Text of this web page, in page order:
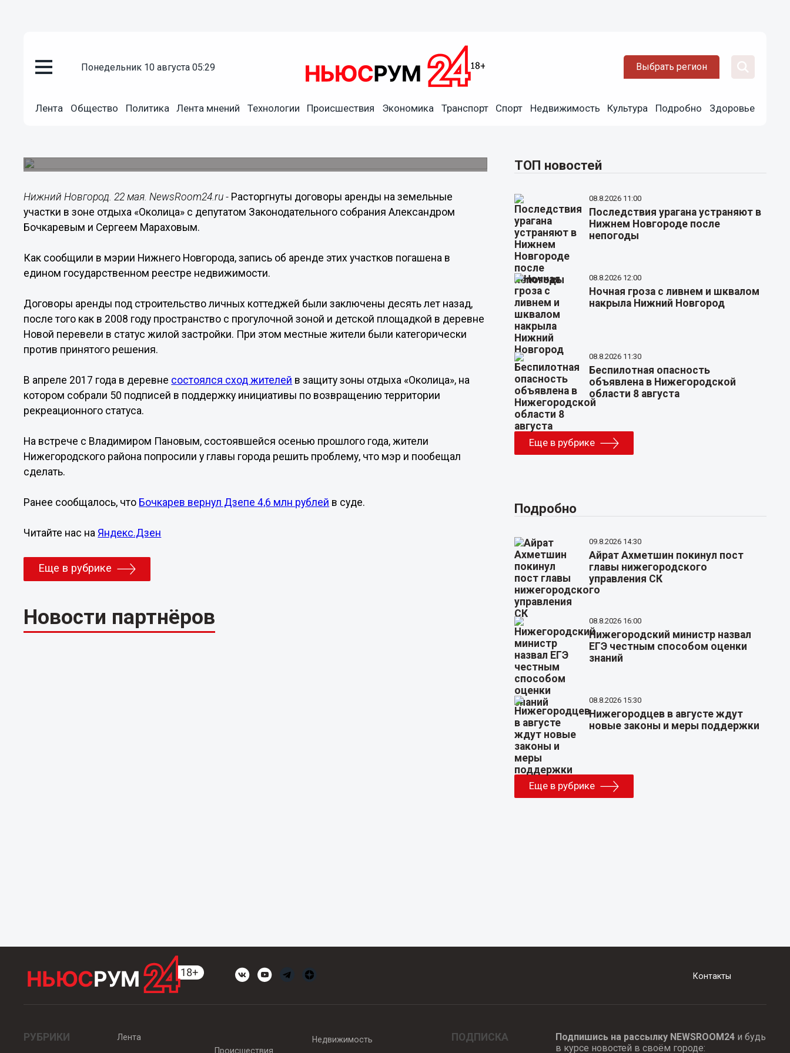
понедельник 10 августа 05:29 Выбрать регион
Лента Общество Политика Лента мнений Технологии Происшествия Экономика Транспорт Спорт Недвижимость Культура Подробно Здоровье
Нижний Новгород. 22 мая. NewsRoom24.ru - Расторгнуты договоры аренды на земельные
участки в зоне отдыха «Околица» с депутатом Законодательного собрания Александром
Бочкаревым и Сергеем Мараховым.
Как сообщили в мэрии Нижнего Новгорода, запись об аренде этих участков погашена в
едином государственном реестре недвижимости.
Договоры аренды под строительство личных коттеджей были заключены десять лет назад,
после того как в 2008 году пространство с прогулочной зоной и детской площадкой в деревне
Новой перевели в статус жилой застройки. При этом местные жители были категорически
против принятого решения.
В апреле 2017 года в деревне состоялся сход жителей в защиту зоны отдыха «Околица», на
котором собрали 50 подписей в поддержку инициативы по возвращению территории
рекреационного статуса.
На встрече с Владимиром Пановым, состоявшейся осенью прошлого года, жители
Нижегородского района попросили у главы города решить проблему, что мэр и пообещал
сделать.
Ранее сообщалось, что Бочкарев вернул Дзепе 4,6 млн рублей в суде.
Читайте нас наЯндекс.Дзен
Еще в рубрике
Новости партнёров
ТОП новостей
08.8.2026 11:00
Последствия урагана устраняют в
Нижнем Новгороде после
непогоды
08.8.2026 12:00
Ночная гроза с ливнем и шквалом
накрыла Нижний Новгород
08.8.2026 11:30
Беспилотная опасность
объявлена в Нижегородской
области 8 августа
Еще в рубрике
Подробно
09.8.2026 14:30
Айрат Ахметшин покинул пост
главы нижегородского
управления СК
08.8.2026 16:00
Нижегородский министр назвал
ЕГЭ честным способом оценки
знаний
08.8.2026 15:30
Нижегородцев в августе ждут
новые законы и меры поддержки
Еще в рубрике
Контакты
РУБРИКИ
Лента
Происшествия
Недвижимость ПОДПИСКА Подпишись на рассылку NEWSROOM24и будь
в курсе новостей в своём городе: